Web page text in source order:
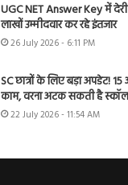
UGC NET Answer Key में
लाखों उम्मीदवार कर रहे इंतजार
26 July 2026 - 6:11 PM
SC छात्रों के लिए बड़ा अपडेट!
काम, वरना अटक सकती है
22 July 2026 - 11:54 AM